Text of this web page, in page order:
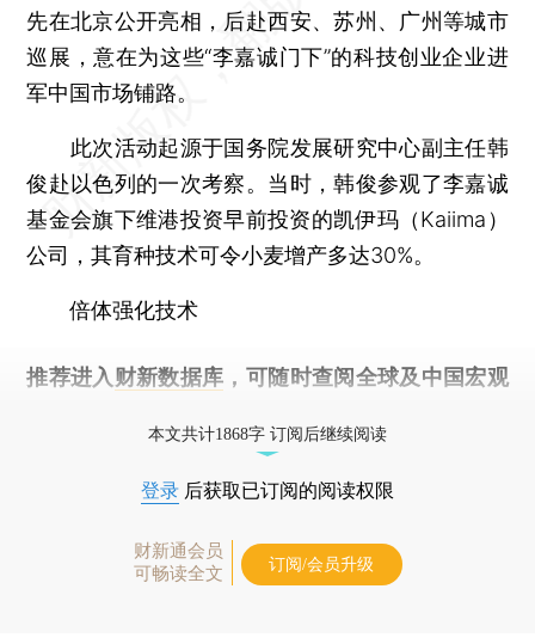
先在北京公开亮相，后赴西安、苏州、广州等城市
巡展，意在为这些“李嘉诚门下”的科技创业企业进
军中国市场铺路。
此次活动起源于国务院发展研究中心副主任韩
俊赴以色列的一次考察。当时，韩俊参观了李嘉诚
基金会旗下维港投资早前投资的凯伊玛（Kaiima）
公司，其育种技术可令小麦增产多达30%。
倍体强化技术
推荐进入 财新数据库 ，可随时查阅全球及中国宏观
本文共计1868字 订阅后继续阅读
登录 后获取已订阅的阅读权限
财新通会员
可畅读全文
订阅/会员升级